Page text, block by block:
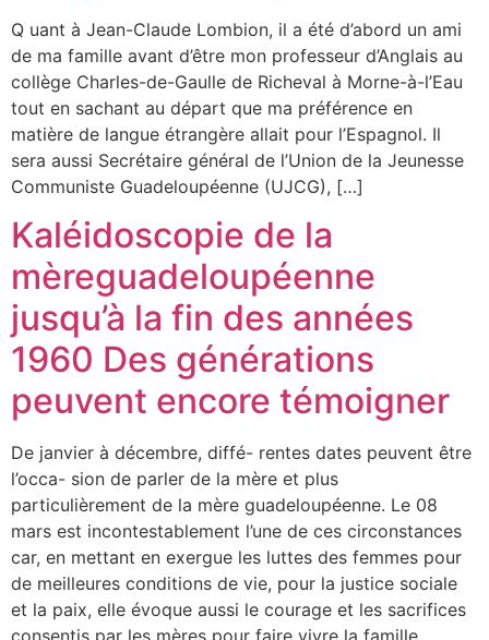
Q uant à Jean-Claude Lombion, il a été d’abord un ami
de ma famille avant d’être mon professeur d’Anglais au
collège Charles-de-Gaulle de Richeval à Morne-à-l’Eau
tout en sachant au départ que ma préférence en
matière de langue étrangère allait pour l’Espagnol. Il
sera aussi Secrétaire général de l’Union de la Jeunesse
Communiste Guadeloupéenne (UJCG), […]
Kaléidoscopie de la
mèreguadeloupéenne
jusqu’à la fin des années
1960 Des générations
peuvent encore témoigner
De janvier à décembre, diffé- rentes dates peuvent être
l’occa- sion de parler de la mère et plus
particulièrement de la mère guadeloupéenne. Le 08
mars est incontestablement l’une de ces circonstances
car, en mettant en exergue les luttes des femmes pour
de meilleures conditions de vie, pour la justice sociale
et la paix, elle évoque aussi le courage et les sacrifices